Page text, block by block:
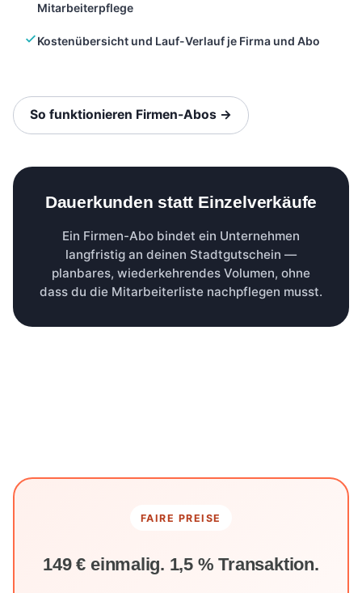
Mitarbeiterpflege
Kostenübersicht und Lauf-Verlauf je Firma und Abo
So funktionieren Firmen-Abos →
Dauerkunden statt Einzelverkäufe
Ein Firmen-Abo bindet ein Unternehmen
langfristig an deinen Stadtgutschein —
planbares, wiederkehrendes Volumen, ohne
dass du die Mitarbeiterliste nachpflegen musst.
FAIRE PREISE
149 € einmalig. 1,5 % Transaktion.